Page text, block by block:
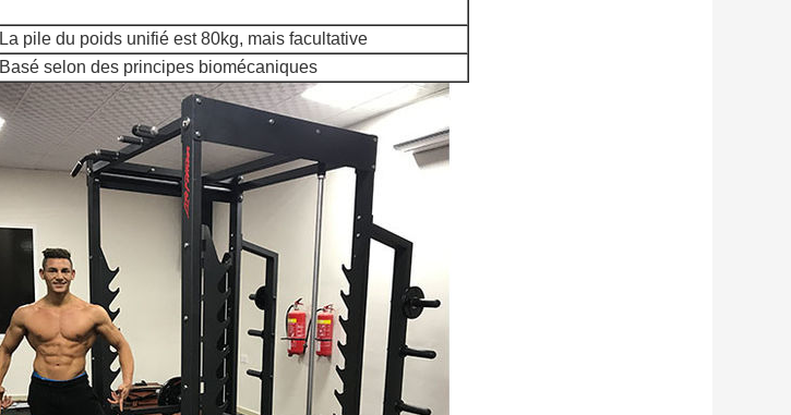
La pile du poids unifié est 80kg, mais facultative
Basé selon des principes biomécaniques